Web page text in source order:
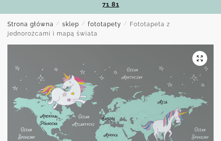
71 81
Strona główna / sklep / fototapety /
Fototapeta z
jednorożcami i mapą świata